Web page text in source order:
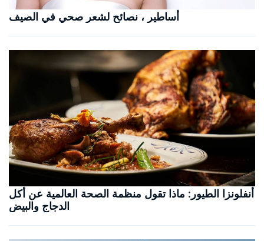
أساطير ، نصائح لشعر صحي في الصيف
أنفلونزا الطيور: ماذا تقول منظمة الصحة العالمية عن أكل
الدجاج والبيض